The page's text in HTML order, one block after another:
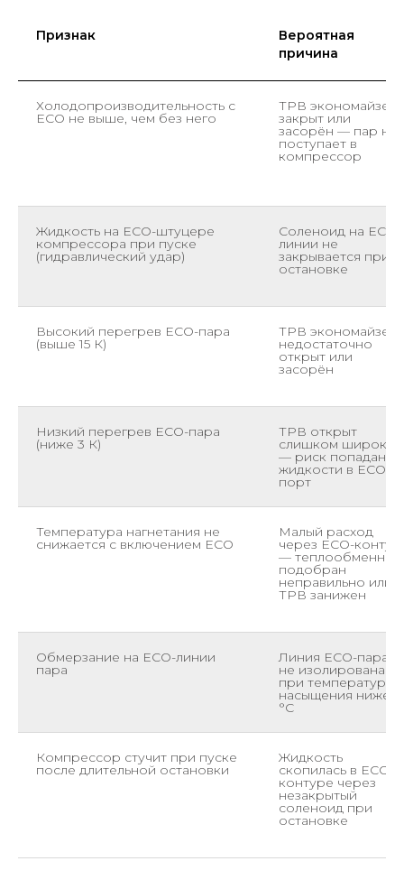
Признак
Вероятная
причина
Холодопроизводительность с
ECO не выше, чем без него
ТРВ
закрыт или
засорён — пар не
поступает в
компрессор
Жидкость на ECO-штуцере
компрессора при пуске
(гидравлический удар)
Соленоид на ECO-
линии не
закрывается при
остановке
Высокий перегрев ECO-пара
(выше 15 К)
ТРВ
недостаточно
открыт или
засорён
Низкий перегрев ECO-пара
(ниже 3 К)
ТРВ открыт
слишком широко
— риск попадания
жидкости в ECO-
порт
Температура нагнетания не
снижается с включением ECO
Малый расход
через ECO-контур
— теплообменник
подобран
неправильно или
ТРВ занижен
Обмерзание на ECO-линии
пара
Линия ECO-пара
не изолирована
при температуре
насыщения ниже 0
°C
Компрессор стучит при пуске
после длительной остановки
Жидкость
скопилась в ECO-
контуре через
незакрытый
соленоид при
остановке